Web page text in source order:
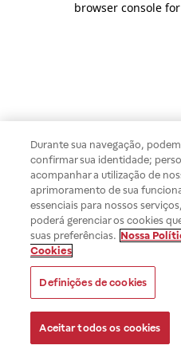
browser console
Durante sua navegação,
confirmar sua identidade;
acompanhar a utilização de
aprimoramento de sua
essenciais para nossos
poderá gerenciar os cookies
suas preferências. Nossa
Cookies
Definições de cookies
Aceitar todos os cookies